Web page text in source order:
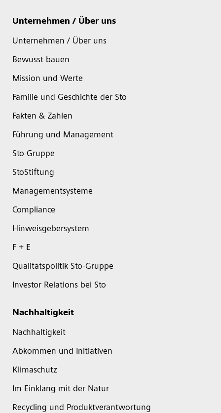
Unternehmen / Über uns
Unternehmen / Über uns
Bewusst bauen
Mission und Werte
Familie und Geschichte der Sto
Fakten & Zahlen
Führung und Management
Sto Gruppe
StoStiftung
Managementsysteme
Compliance
Hinweisgebersystem
F + E
Qualitätspolitik Sto-Gruppe
Investor Relations bei Sto
Nachhaltigkeit
Nachhaltigkeit
Abkommen und Initiativen
Klimaschutz
Im Einklang mit der Natur
Recycling und Produktverantwortung